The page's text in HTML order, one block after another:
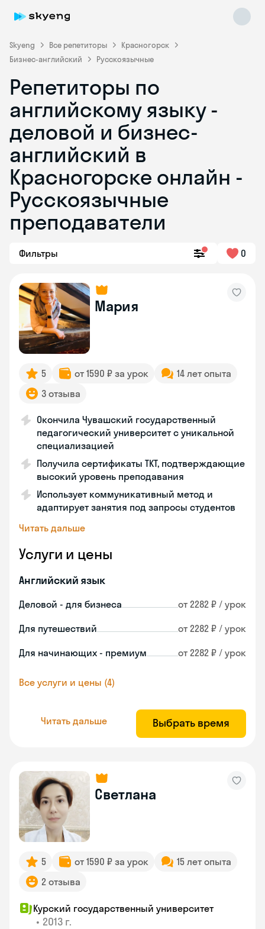
Skyeng Все репетиторы
Красногорск
Бизнес-английский
Русскоязычные
Репетиторы по
английскому языку -
деловой и бизнес-
английский в
Красногорске онлайн -
Русскоязычные
преподаватели
Фильтры 0
Мария
5 от 1590 ₽ за урок
14 лет опыта
3 отзыва
Окончила Чувашский государственный
педагогический университет с уникальной
специализацией
Получила сертификаты TKT, подтверждающие
высокий уровень преподавания
Использует коммуникативный метод и
адаптирует занятия под запросы студентов
Читать дальше
Услуги и цены
Английский язык
Деловой - для бизнеса от 2282 ₽ / урок
Для путешествий от 2282 ₽ / урок
Для начинающих - премиум от 2282 ₽ / урок
Все услуги и цены (4)
Читать дальше Выбрать время
Светлана
5 от 1590 ₽ за урок
15 лет опыта
2 отзыва
Курский государственный университет
• 2013 г.
Skyeng Chat